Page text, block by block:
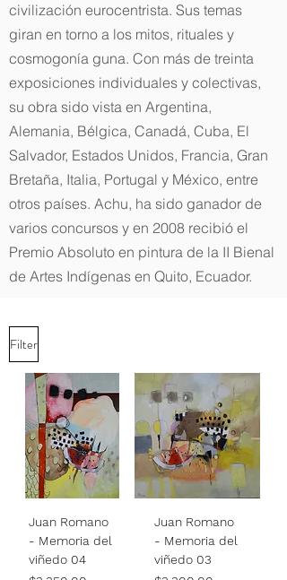
civilización eurocentrista. Sus temas
giran en torno a los mitos, rituales y
cosmogonía guna. Con más de treinta
exposiciones individuales y colectivas,
su obra sido vista en Argentina,
Alemania, Bélgica, Canadá, Cuba, El
Salvador, Estados Unidos, Francia, Gran
Bretaña, Italia, Portugal y México, entre
otros países. Achu, ha sido ganador de
varios concursos y en 2008 recibió el
Premio Absoluto en pintura de la II Bienal
de Artes Indígenas en Quito, Ecuador.
Filter
Juan Romano
- Memoria del
viñedo 04
Juan Romano
- Memoria del
viñedo 03